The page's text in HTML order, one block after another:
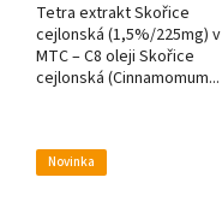
Tetra extrakt Skořice
cejlonská (1,5%/225mg) v
MTC – C8 oleji Skořice
cejlonská (Cinnamomum...
Novinka